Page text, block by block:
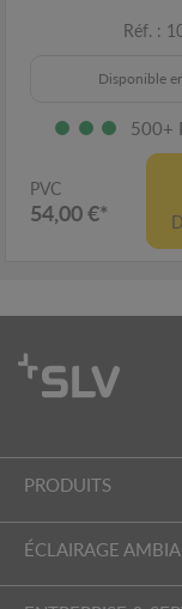
Réf. :
Disponible
500+
PVC
54,00 €*
PRODUITS
ÉCLAIRAGE